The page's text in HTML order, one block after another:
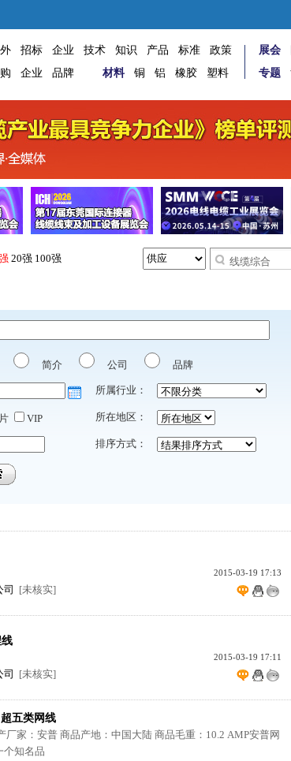
招标 企业 技术 知识 产品 标准
政策
企业 品牌 材料 铜 铝 橡胶 塑料
展会
专题
20强 100强
简介 公司 品牌
所属行业：
VIP 所在地区：
排序方式：
2015-03-19 17:13
司
[未核实]
2015-03-19 17:11
司
[未核实]
五类网线
厂家：安普 商品产地：中国大陆 商品毛重：10.2 AMP安普网
个知名品